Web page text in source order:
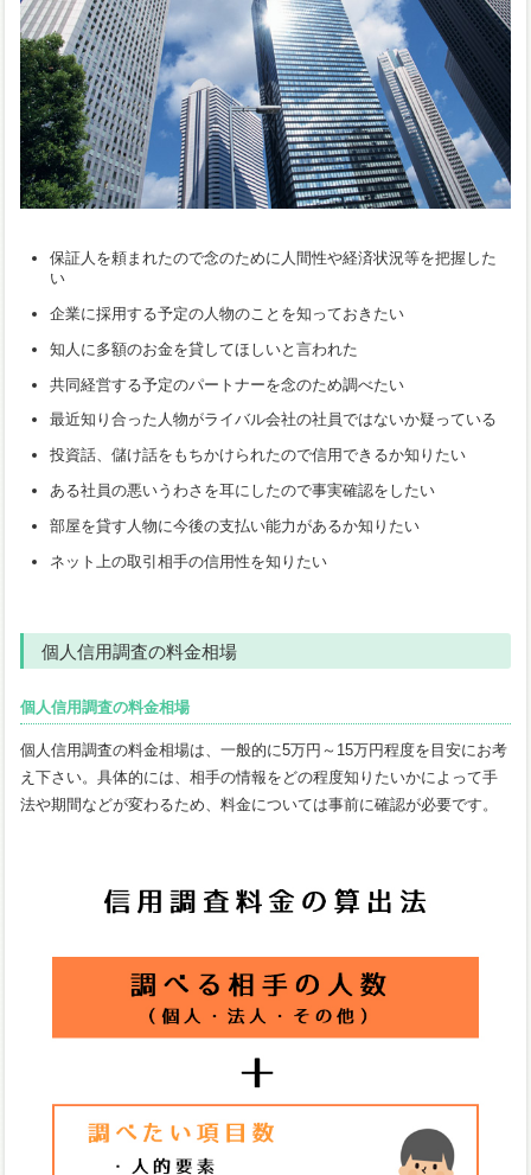
保証人を頼まれたので念のために人間性や経済状況等を把握した
い
企業に採用する予定の人物のことを知っておきたい
知人に多額のお金を貸してほしいと言われた
共同経営する予定のパートナーを念のため調べたい
最近知り合った人物がライバル会社の社員ではないか疑っている
投資話、儲け話をもちかけられたので信用できるか知りたい
ある社員の悪いうわさを耳にしたので事実確認をしたい
部屋を貸す人物に今後の支払い能力があるか知りたい
ネット上の取引相手の信用性を知りたい
個人信用調査の料金相場
個人信用調査の料金相場
個人信用調査の料金相場は、一般的に5万円～15万円程度を目安にお考
え下さい。具体的には、相手の情報をどの程度知りたいかによって手
法や期間などが変わるため、料金については事前に確認が必要です。